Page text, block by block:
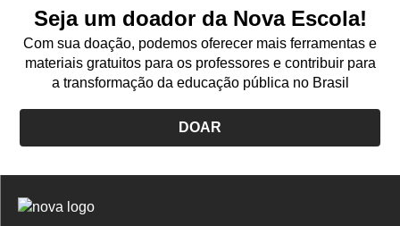
Seja um doador da Nova Escola!
Com sua doação, podemos oferecer mais ferramentas e
materiais gratuitos para os professores e contribuir para
a transformação da educação pública no Brasil
DOAR
Logo